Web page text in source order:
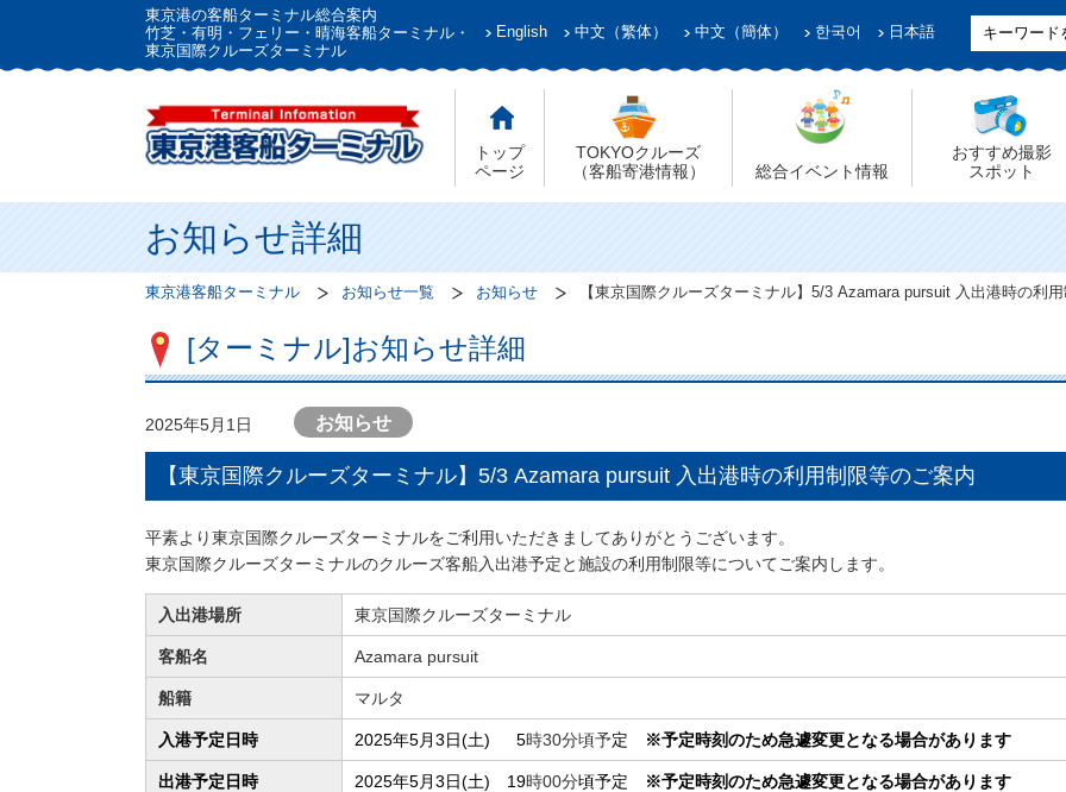
東京港の客船ターミナル総合案内
竹芝・有明・フェリー・晴海客船ターミナル・
東京国際クルーズターミナル
English 中文（繁体） 中文（簡体） 한국어 日本語
トップ
ページ
TOKYOクルーズ
（客船寄港情報）
総合イベント情報
おすすめ撮影
スポット
お知らせ詳細
東京港客船ターミナル お知らせ一覧 お知らせ 【東京国際クルーズターミナル】5/3 Azamara pursuit 入出港時の利
[ターミナル]お知らせ詳細
2025年5月1日 お知らせ
【東京国際クルーズターミナル】5/3 Azamara pursuit 入出港時の利用制限等のご案内
平素より東京国際クルーズターミナルをご利用いただきましてありがとうございます。
東京国際クルーズターミナルのクルーズ客船入出港予定と施設の利用制限等についてご案内します。
入出港場所 東京国際クルーズターミナル
客船名 Azamara pursuit
船籍 マルタ
入港予定日時 2025年5月3日(土) 5時30分頃予定 ※予定時刻のため急遽変更となる場合があります
出港予定日時 2025年5月3日(土) 19時00分頃予定 ※予定時刻のため急遽変更となる場合があります